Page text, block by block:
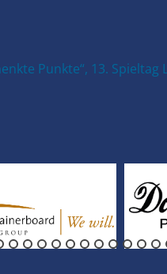
Punkte“, 13. Spieltag